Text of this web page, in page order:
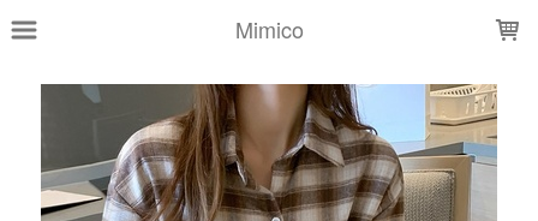
Mimico